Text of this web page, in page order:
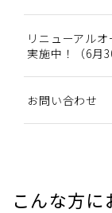
リニューアル
実施中！（6月
お問い合わせ
こんな方に